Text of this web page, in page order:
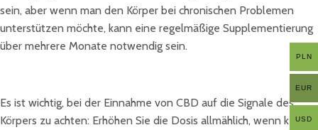
sein, aber wenn man den Körper bei chronischen Problemen
unterstützen möchte, kann eine regelmäßige Supplementierung
über mehrere Monate notwendig sein.
Es ist wichtig, bei der Einnahme von CBD auf die Signale des
Körpers zu achten: Erhöhen Sie die Dosis allmählich, wenn keine
PLN
EUR
USD